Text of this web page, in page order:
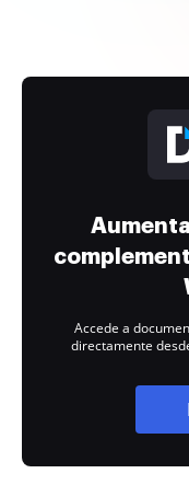
Accede a
directamente